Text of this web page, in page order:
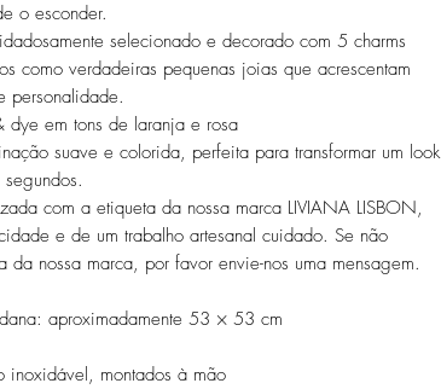
o esconder.
selecionado e decorado com 5 charms
como verdadeiras pequenas joias que acrescentam
personalidade.
em tons de laranja e rosa
suave e colorida, perfeita para transformar um look
com a etiqueta da nossa marca LIVIANA LISBON,
e de um trabalho artesanal cuidado. Se não
da nossa marca, por favor envie-nos uma mensagem.
aproximadamente 53 × 53 cm
inoxidável, montados à mão